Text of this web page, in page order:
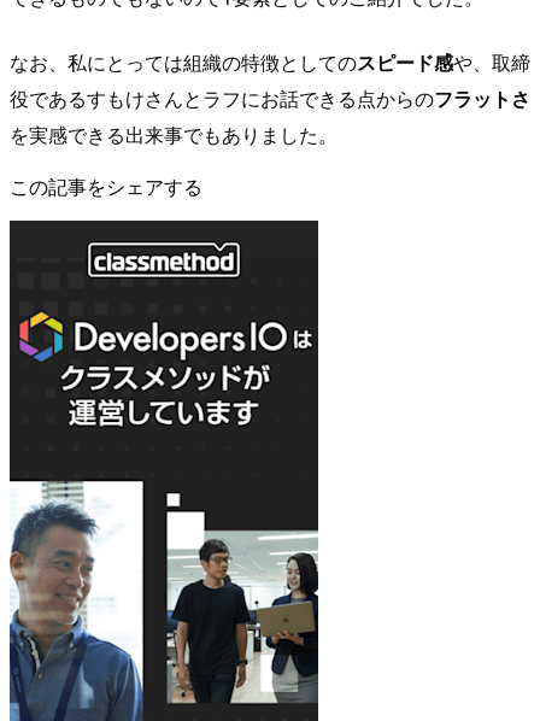
なお、私にとっては組織の特徴としてのスピード感や、取締
役であるすもけさんとラフにお話できる点からのフラットさ
を実感できる出来事でもありました。
この記事をシェアする